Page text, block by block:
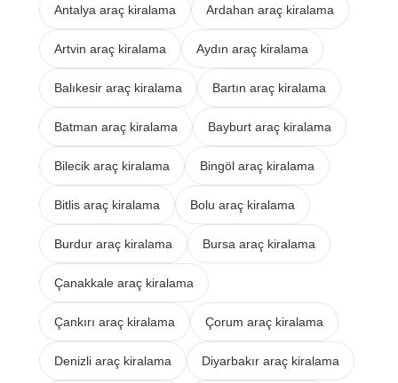
Antalya araç kiralama Ardahan araç kiralama
Artvin araç kiralama Aydın araç kiralama
Balıkesir araç kiralama Bartın araç kiralama
Batman araç kiralama Bayburt araç kiralama
Bilecik araç kiralama Bingöl araç kiralama
Bitlis araç kiralama Bolu araç kiralama
Burdur araç kiralama Bursa araç kiralama
Çanakkale araç kiralama
Çankırı araç kiralama Çorum araç kiralama
Denizli araç kiralama Diyarbakır araç kiralama